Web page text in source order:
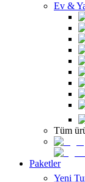
Ev &
Tüm
Paketler
Yeni